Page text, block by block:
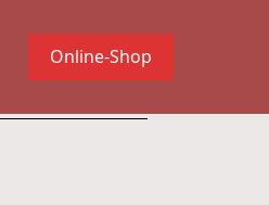
Online-Shop